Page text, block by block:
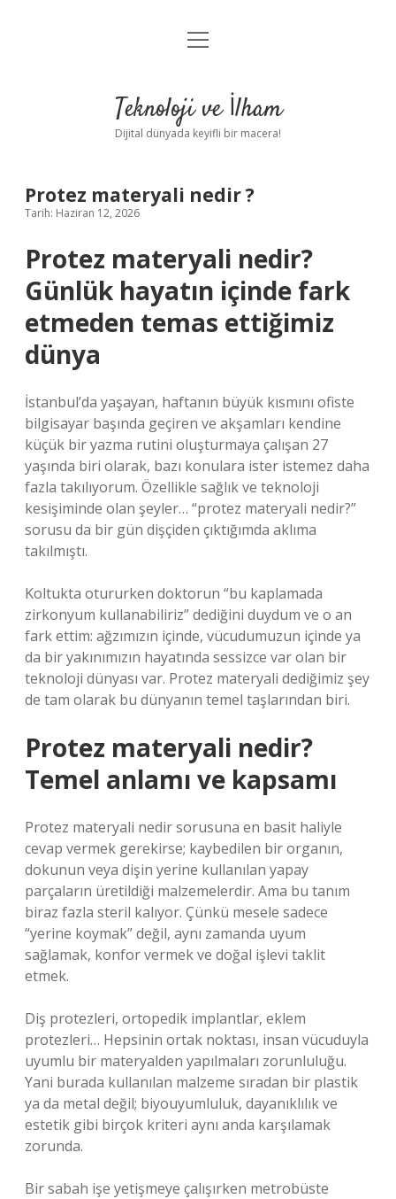
Anasayfa
Yasal Uyarı
menüyü
Teknoloji ve İlham
Dijital dünyada keyifli bir macera!
Protez materyali nedir ?
Tarih: Haziran 12, 2026
Protez materyali nedir?
Günlük hayatın içinde fark
etmeden temas ettiğimiz
dünya
İstanbul’da yaşayan, haftanın büyük kısmını ofiste
bilgisayar başında geçiren ve akşamları kendine
küçük bir yazma rutini oluşturmaya çalışan 27
yaşında biri olarak, bazı konulara ister istemez daha
fazla takılıyorum. Özellikle sağlık ve teknoloji
kesişiminde olan şeyler… “protez materyali nedir?”
sorusu da bir gün dişçiden çıktığımda aklıma
takılmıştı.
Koltukta otururken doktorun “bu kaplamada
zirkonyum kullanabiliriz” dediğini duydum ve o an
fark ettim: ağzımızın içinde, vücudumuzun içinde ya
da bir yakınımızın hayatında sessizce var olan bir
teknoloji dünyası var. Protez materyali dediğimiz şey
de tam olarak bu dünyanın temel taşlarından biri.
Protez materyali nedir?
Temel anlamı ve kapsamı
Protez materyali nedir sorusuna en basit haliyle
cevap vermek gerekirse; kaybedilen bir organın,
dokunun veya dişin yerine kullanılan yapay
parçaların üretildiği malzemelerdir. Ama bu tanım
biraz fazla steril kalıyor. Çünkü mesele sadece
“yerine koymak” değil, aynı zamanda uyum
sağlamak, konfor vermek ve doğal işlevi taklit
etmek.
Diş protezleri, ortopedik implantlar, eklem
protezleri… Hepsinin ortak noktası, insan vücuduyla
uyumlu bir materyalden yapılmaları zorunluluğu.
Yani burada kullanılan malzeme sıradan bir plastik
ya da metal değil; biyouyumluluk, dayanıklılık ve
estetik gibi birçok kriteri aynı anda karşılamak
zorunda.
Bir sabah işe yetişmeye çalışırken metrobüste